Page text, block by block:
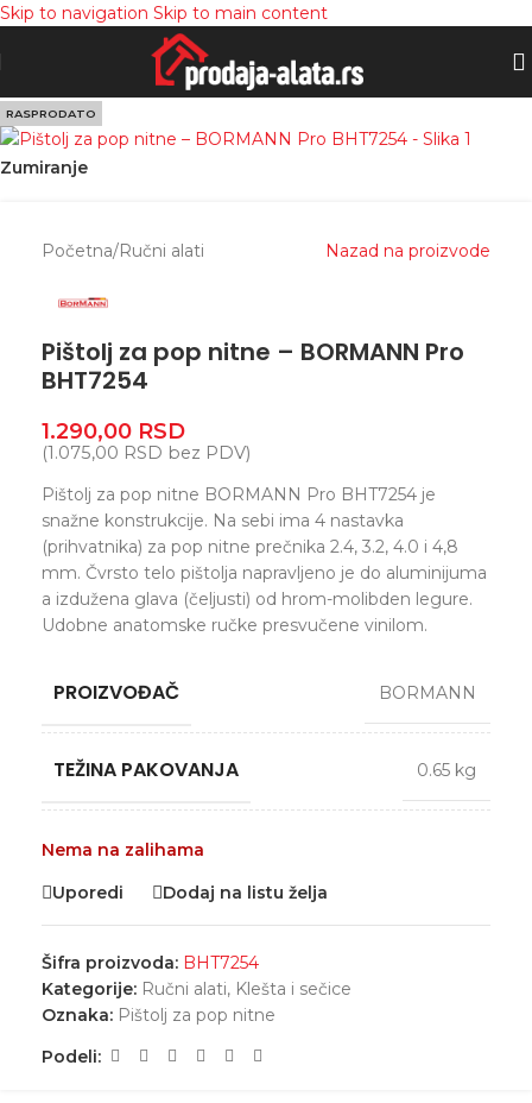
Skip to navigation Skip to main content
RASPRODATO
Zumiranje
Početna/Ručni alati Nazad na proizvode
Pištolj za pop nitne – BORMANN Pro
BHT7254
1.290,00 RSD
(1.075,00 RSD bez PDV)
Pištolj za pop nitne BORMANN Pro BHT7254 je
snažne konstrukcije. Na sebi ima 4 nastavka
(prihvatnika) za pop nitne prečnika 2.4, 3.2, 4.0 i 4,8
mm. Čvrsto telo pištolja napravljeno je do aluminijuma
a izdužena glava (čeljusti) od hrom-molibden legure.
Udobne anatomske ručke presvučene vinilom.
PROIZVOĐAČ BORMANN
TEŽINA PAKOVANJA 0.65 kg
Nema na zalihama
Uporedi
Dodaj na listu želja
Šifra proizvoda: BHT7254
Kategorije: Ručni alati, Klešta i sečice
Oznaka: Pištolj za pop nitne
Podeli: